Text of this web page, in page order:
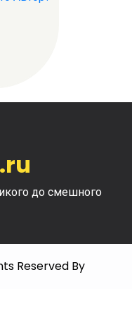
до смешного
Reserved By